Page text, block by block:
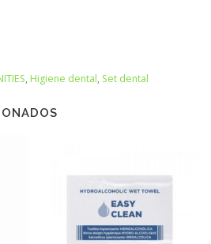
, Higiene dental, Set dental